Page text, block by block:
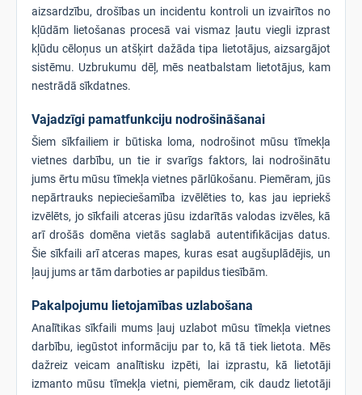
aizsardzību, drošības un incidentu kontroli un izvairītos no
kļūdām lietošanas procesā vai vismaz ļautu viegli izprast
kļūdu cēloņus un atšķirt dažāda tipa lietotājus, aizsargājot
sistēmu. Uzbrukumu dēļ, mēs neatbalstam lietotājus, kam
nestrādā sīkdatnes.
Vajadzīgi pamatfunkciju nodrošināšanai
Šiem sīkfailiem ir būtiska loma, nodrošinot mūsu tīmekļa
vietnes darbību, un tie ir svarīgs faktors, lai nodrošinātu
jums ērtu mūsu tīmekļa vietnes pārlūkošanu. Piemēram, jūs
nepārtrauks nepieciešamība izvēlēties to, kas jau iepriekš
izvēlēts, jo sīkfaili atceras jūsu izdarītās valodas izvēles, kā
arī drošās domēna vietās saglabā autentifikācijas datus.
Šie sīkfaili arī atceras mapes, kuras esat augšuplādējis, un
ļauj jums ar tām darboties ar papildus tiesībām.
Pakalpojumu lietojamības uzlabošana
Analītikas sīkfaili mums ļauj uzlabot mūsu tīmekļa vietnes
darbību, iegūstot informāciju par to, kā tā tiek lietota. Mēs
dažreiz veicam analītisku izpēti, lai izprastu, kā lietotāji
izmanto mūsu tīmekļa vietni, piemēram, cik daudz lietotāji